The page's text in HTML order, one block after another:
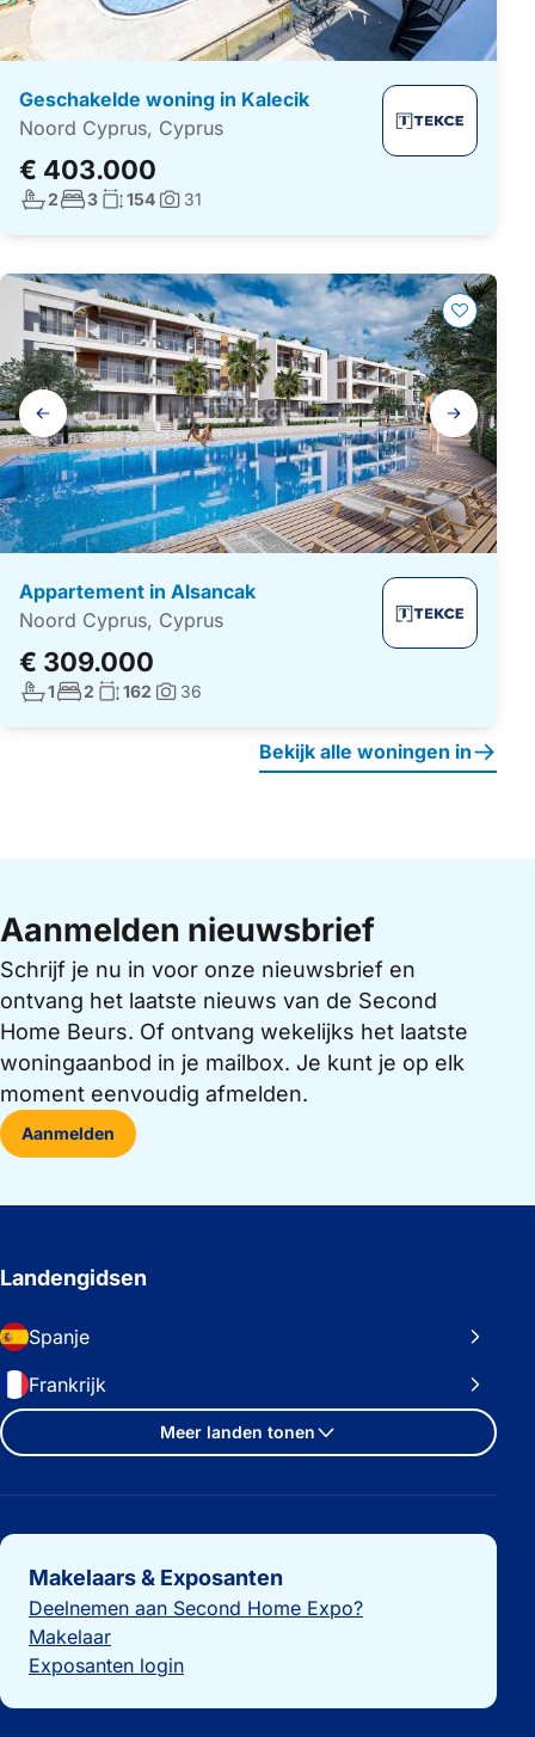
Geschakelde woning in Kalecik
Noord Cyprus, Cyprus
€ 403.000
Aantal badkamers:
2Aantal slaapkamers:
3Woonoppervlakte:
154Foto's:
31
Galerij
navigatie
Appartement in Alsancak
Noord Cyprus, Cyprus
€ 309.000
Aantal badkamers:
1Aantal slaapkamers:
2 Woonoppervlakte:
162 Foto's:
36
Bekijk alle woningen in
Aanmelden nieuwsbrief
Schrijf je nu in voor onze nieuwsbrief en
ontvang het laatste nieuws van de Second
Home Beurs. Of ontvang wekelijks het laatste
woningaanbod in je mailbox. Je kunt je op elk
moment eenvoudig afmelden.
Aanmelden
Landengidsen
Spanje
Frankrijk
Meer landen tonen
Belangrijke links
Makelaars & Exposanten
Deelnemen aan Second Home Expo?
Makelaar
Exposanten login